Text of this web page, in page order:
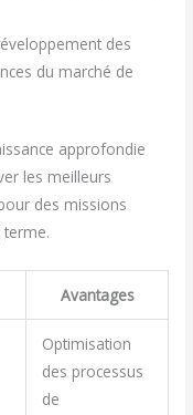
des
du marché de
approfondie
les meilleurs
des missions
Avantages
Optimisation
des processus
de